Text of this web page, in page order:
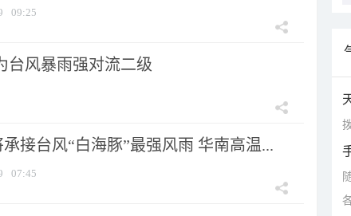
09:25
台风暴雨强对流二级
接台风“白海豚”最强风雨 华南高温...
07:45